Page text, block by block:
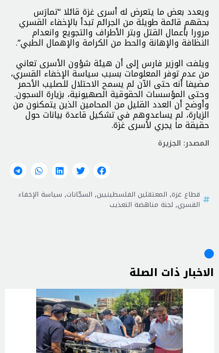
ويعدد بعض ما يتعرض له أسرى غزة قائلا “تمارَس
بحقهم قائمة طويلة من الجرائم تبدأ بالإخفاء القسري
مرورا بأعمال القتل وبتر الأطراف والتجويع وانعدام
النظافة والإهانة والحط من الكرامة والإهمال الطبي”.
ويلفت الوزير فارس إلى أن هيئة شؤون الأسرى تعاني
من عدم توفر المعلومات بسبب سياسة الإخفاء القسري،
مضيفا أنه حتى الآن لم يسمح الاحتلال للصليب الأحمر
وحتى المؤسسات الحقوقية الصهيونية، بزيارة السجون.
وأوضح أن العدد القليل من المحامين الذين يتمكنون من
الزيارة، لم يساعدوهم في تشكيل قاعدة بيانات حول
حقيقة ما يجري لأسرى غزة.
المصدر: الجزيرة
قطاع غزة, المعتقلين الفلسطينيين, السجّانات, سياسة الإخفاء
القسري, لجنة مناهضة التعذيب
الاخبار ذات الصلة